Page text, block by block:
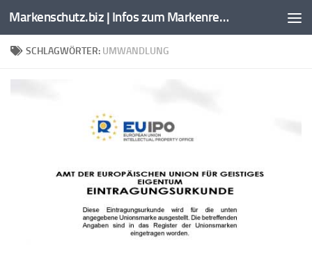
Zum Inhalt springen Markenschutz.biz | Infos zum Markenrecht, Kennzeichenrecht
SCHLAGWÖRTER: UMWANDLUNG